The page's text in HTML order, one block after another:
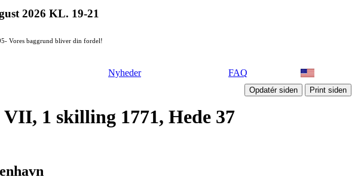
2026 KL. 19-21
Vores baggrund bliver din fordel!
Nyheder
FAQ
1 skilling 1771, Hede 37